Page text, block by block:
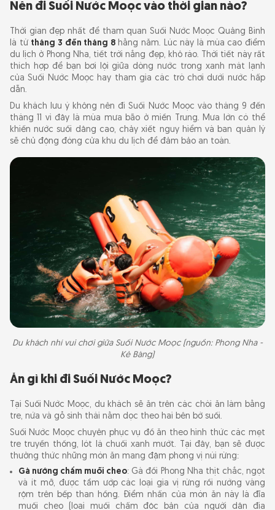
Nên đi Suối Nước Moọc vào thời gian nào?
Thời gian đẹp nhất để tham quan Suối Nước Moọc Quảng Bình
là từ tháng 3 đến tháng 8hằng năm. Lúc này là mùa cao điểm
du lịch ở Phong Nha, tiết trời nắng đẹp, khô ráo. Thời tiết này rất
thích hợp để bạn bơi lội giữa dòng nước trong xanh mát lạnh
của Suối Nước Moọc hay tham gia các trò chơi dưới nước hấp
dẫn.
Du khách lưu ý không nên đi Suối Nước Moọc vào tháng 9 đến
tháng 11 vì đây là mùa mưa bão ở miền Trung. Mưa lớn có thể
khiến nước suối dâng cao, chảy xiết nguy hiểm và ban quản lý
sẽ chủ động đóng cửa khu du lịch để đảm bảo an toàn.
Du khách nhí vui chơi giữa Suối Nước Moọc (nguồn: Phong Nha -
Kẻ Bàng)
Ăn gì khi đi Suối Nước Moọc?
Tại Suối Nước Moọc, du khách sẽ ăn trên các chòi ăn làm bằng
tre, nứa và gỗ sinh thái nằm dọc theo hai bên bờ suối.
Suối Nước Moọc chuyên phục vụ đồ ăn theo hình thức các mẹt
tre truyền thống, lót lá chuối xanh mướt. Tại đây, bạn sẽ được
thưởng thức những món ăn mang đậm phong vị núi rừng:
Gà nướng chấm muối cheo: Gà đồi Phong Nha thịt chắc, ngọt
và ít mỡ, được tẩm ướp các loại gia vị rừng rồi nướng vàng
rộm trên bếp than hồng. Điểm nhấn của món ăn này là đĩa
muối cheo (loại muối chấm độc bản của người dân địa